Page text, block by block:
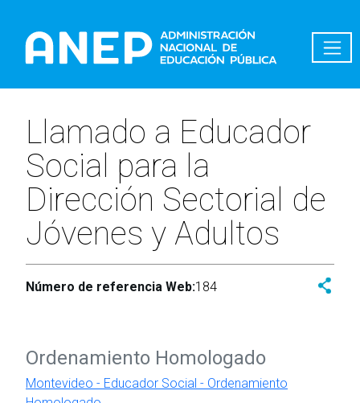
Llamado a Educador
Social para la
Dirección Sectorial de
Jóvenes y Adultos
Número de referencia Web:184
Ordenamiento Homologado
Montevideo - Educador Social - Ordenamiento